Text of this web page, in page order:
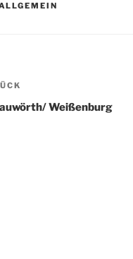
Weißenburg